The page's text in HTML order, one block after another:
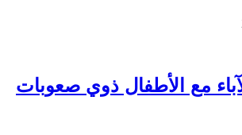
مع الأطفال ذوي صعوبات